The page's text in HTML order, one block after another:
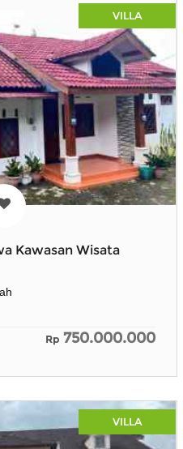
VILLA
Kawasan Wisata
Rp 750.000.000
VILLA